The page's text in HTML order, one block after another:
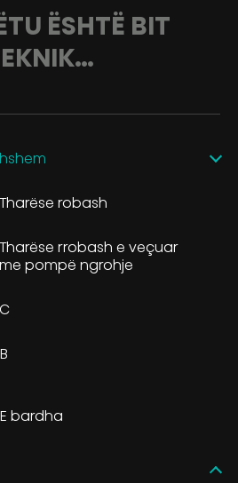
ËSHTË BIT
Tharëse robash
Tharëse rrobash e veçuar
me pompë ngrohje
C
B
E bardha